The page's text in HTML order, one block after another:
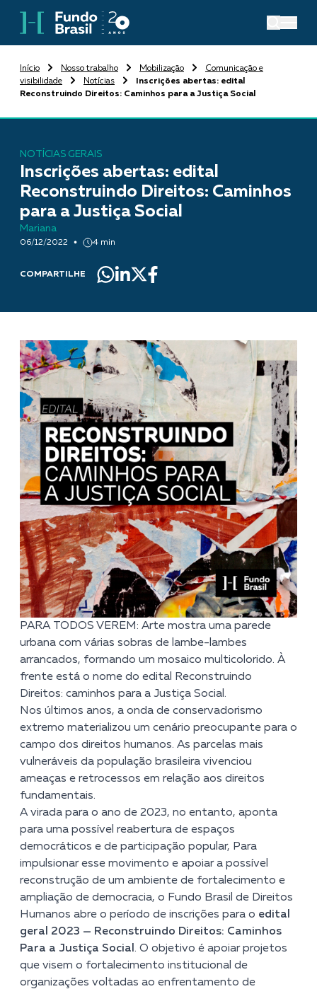
Início Nosso trabalho Mobilização
Comunicação e
visibilidade
Notícias
Inscrições abertas: edital
Reconstruindo Direitos: Caminhos para a Justiça Social
NOTÍCIAS GERAIS
Inscrições abertas: edital
Reconstruindo Direitos: Caminhos
para a Justiça Social
Mariana
06/12/2022 4 min
COMPARTILHE
PARA TODOS VEREM: Arte mostra uma parede
urbana com várias sobras de lambe-lambes
arrancados, formando um mosaico multicolorido. À
frente está o nome do edital Reconstruindo
Direitos: caminhos para a Justiça Social.
Nos últimos anos, a onda de conservadorismo
extremo materializou um cenário preocupante para o
campo dos direitos humanos. As parcelas mais
vulneráveis da população brasileira vivenciou
ameaças e retrocessos em relação aos direitos
fundamentais.
A virada para o ano de 2023, no entanto, aponta
para uma possível reabertura de espaços
democráticos e de participação popular, Para
impulsionar esse movimento e apoiar a possível
reconstrução de um ambiente de fortalecimento e
ampliação de democracia, o Fundo Brasil de Direitos
Humanos abre o período de inscrições para o edital
geral 2023 — Reconstruindo Direitos: Caminhos
Para a Justiça Social . O objetivo é apoiar projetos
que visem o fortalecimento institucional de
organizações voltadas ao enfrentamento de